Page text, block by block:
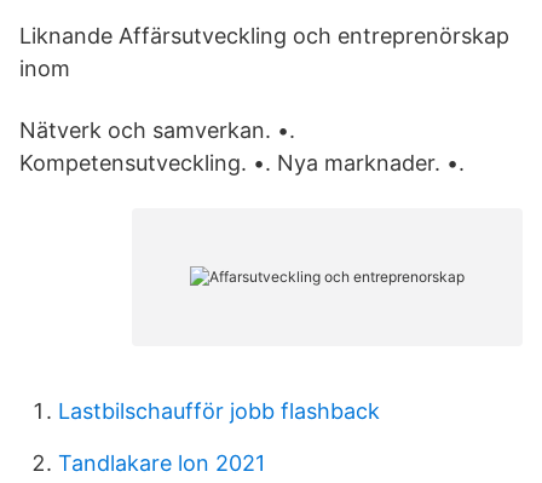
Liknande Affärsutveckling och entreprenörskap
inom
Nätverk och samverkan. •.
Kompetensutveckling. •. Nya marknader. •.
Lastbilschaufför jobb flashback
Tandlakare lon 2021